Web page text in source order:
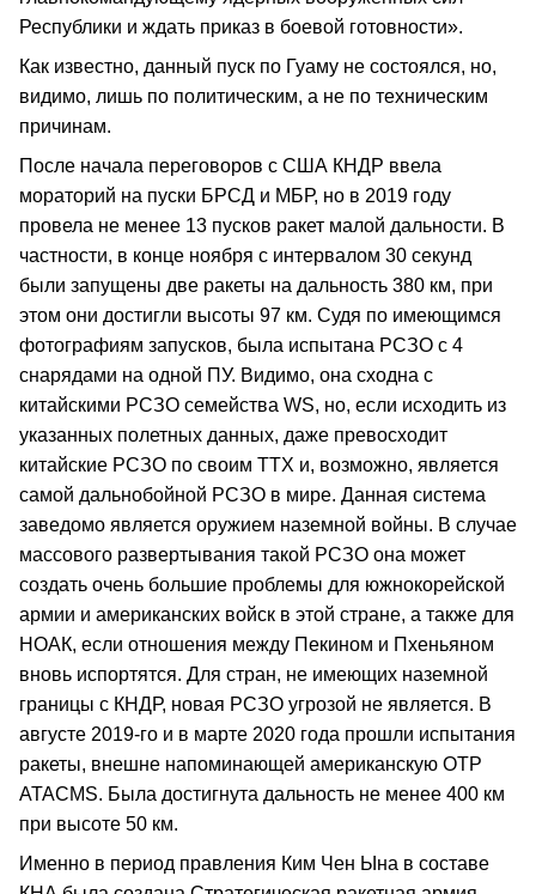
Республики и ждать приказ в боевой готовности».
Как известно, данный пуск по Гуаму не состоялся, но,
видимо, лишь по политическим, а не по техническим
причинам.
После начала переговоров с США КНДР ввела
мораторий на пуски БРСД и МБР, но в 2019 году
провела не менее 13 пусков ракет малой дальности. В
частности, в конце ноября с интервалом 30 секунд
были запущены две ракеты на дальность 380 км, при
этом они достигли высоты 97 км. Судя по имеющимся
фотографиям запусков, была испытана РСЗО с 4
снарядами на одной ПУ. Видимо, она сходна с
китайскими РСЗО семейства WS, но, если исходить из
указанных полетных данных, даже превосходит
китайские РСЗО по своим ТТХ и, возможно, является
самой дальнобойной РСЗО в мире. Данная система
заведомо является оружием наземной войны. В случае
массового развертывания такой РСЗО она может
создать очень большие проблемы для южнокорейской
армии и американских войск в этой стране, а также для
НОАК, если отношения между Пекином и Пхеньяном
вновь испортятся. Для стран, не имеющих наземной
границы с КНДР, новая РСЗО угрозой не является. В
августе 2019-го и в марте 2020 года прошли испытания
ракеты, внешне напоминающей американскую ОТР
АТАСМS. Была достигнута дальность не менее 400 км
при высоте 50 км.
Именно в период правления Ким Чен Ына в составе